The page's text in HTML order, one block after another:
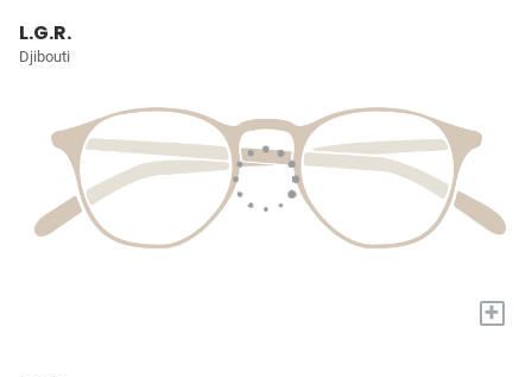
L.G.R.
Djibouti
+